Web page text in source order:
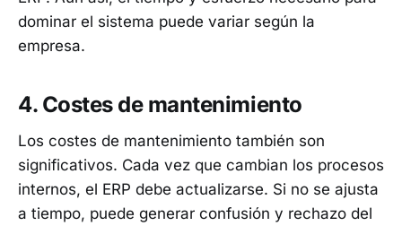
dominar el sistema puede variar según la
empresa.
4. Costes de mantenimiento
Los costes de mantenimiento también son
significativos. Cada vez que cambian los procesos
internos, el ERP debe actualizarse. Si no se ajusta
a tiempo, puede generar confusión y rechazo del